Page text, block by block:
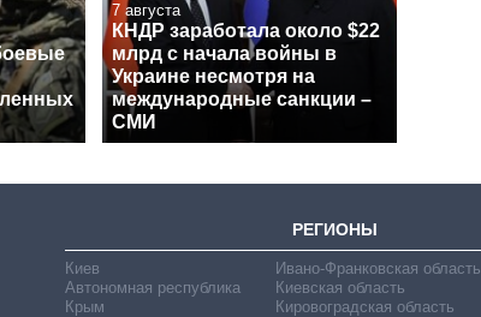
7 августа
КНДР заработала около $22
млрд с начала войны в
Украине несмотря на
международные санкции –
СМИ
РЕГИОНЫ
Киев
Автономная республика
Крым
Ивано-Франковская область
Киевская область
Кировоградская область